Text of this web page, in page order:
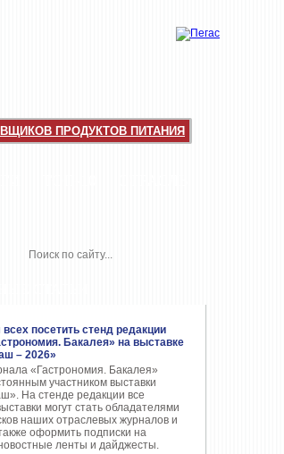
ПРОДУКТОВ ПИТАНИЯ
посетить стенд редакции
Бакалея» на выставке
– 2026»
«Гастрономия. Бакалея»
участником выставки
На стенде редакции все
могут стать обладателями
наших отраслевых журналов и
оформить подписки на
ленты и дайджесты.